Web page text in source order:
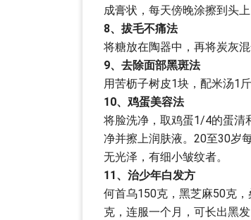
成膏状，每天傍晚涂擦到头
8、拔毛不痛法
将糖放在陶器中，再将炭灰
9、去除面部黑斑法
用苦枥子树皮1块，配米汤1
10、鸡蛋美容法
将脸洗净，取鸡蛋1/4的蛋清
净并擦上润肤液。20至30岁
无光泽，有细小皱纹者。
11、治少年白发方
何首乌150克，黑芝麻50克
克，连服一个月，可长出黑发